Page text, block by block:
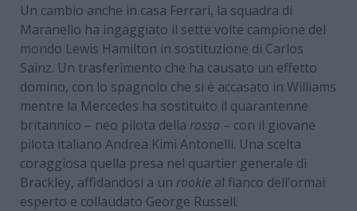
Un cambio anche in casa Ferrari, la squadra di
Maranello ha ingaggiato il sette volte campione del
mondo Lewis Hamilton in sostituzione di Carlos
Sainz. Un trasferimento che ha causato un effetto
domino, con lo spagnolo che si è accasato in Williams
mentre la Mercedes ha sostituito il quarantenne
britannico – neo pilota della rossa – con il giovane
pilota italiano Andrea Kimi Antonelli. Una scelta
coraggiosa quella presa nel quartier generale di
Brackley, affidandosi a un rookie al fianco dell’ormai
esperto e collaudato George Russell.